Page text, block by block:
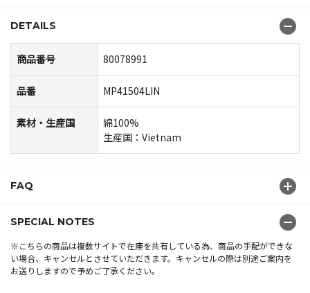
DETAILS
商品番号 80078991
品番 MP41504LIN
素材・生産国
綿100%
生産国：Vietnam
FAQ
SPECIAL NOTES
※こちらの商品は複数サイトで在庫を共有している為、商品の手配ができな
い場合、キャンセルとさせていただきます。キャンセルの際は別途ご案内を
お送りしますので予めご了承ください。